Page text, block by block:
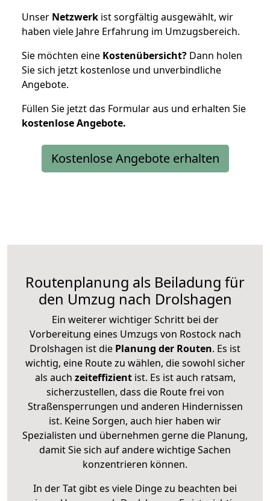
Unser Netzwerk ist sorgfältig ausgewählt, wir
haben viele Jahre Erfahrung im Umzugsbereich.
Sie möchten eine Kostenübersicht? Dann holen
Sie sich jetzt kostenlose und unverbindliche
Angebote.
Füllen Sie jetzt das Formular aus und erhalten Sie
kostenloseAngebote.
Kostenlose Angebote erhalten
Routenplanung als Beiladung für
den Umzug nach Drolshagen
Ein weiterer wichtiger Schritt bei der
Vorbereitung eines Umzugs von Rostock nach
Drolshagen ist die Planung der Routen. Es ist
wichtig, eine Route zu wählen, die sowohl sicher
als auch zeiteffizientist. Es ist auch ratsam,
sicherzustellen, dass die Route frei von
Straßensperrungen und anderen Hindernissen
ist. Keine Sorgen, auch hier haben wir
Spezialisten und übernehmen gerne die Planung,
damit Sie sich auf andere wichtige Sachen
konzentrieren können.
In der Tat gibt es viele Dinge zu beachten bei